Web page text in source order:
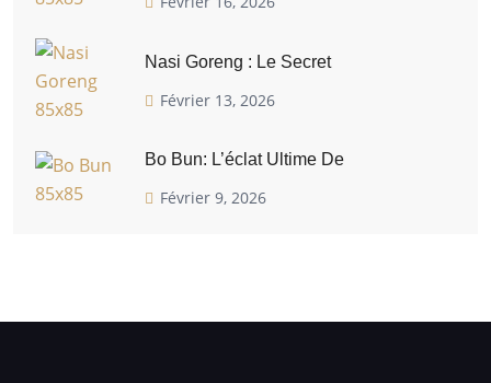
Nasi Goreng : Le Secret
Février 13, 2026
Bo Bun: L’éclat Ultime De
Février 9, 2026